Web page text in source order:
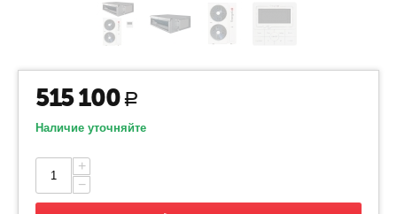
515 100 Р
Наличие уточняйте
+
−